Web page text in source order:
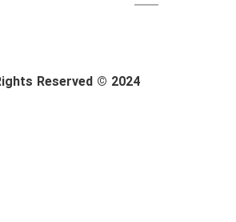
Reserved © 2024